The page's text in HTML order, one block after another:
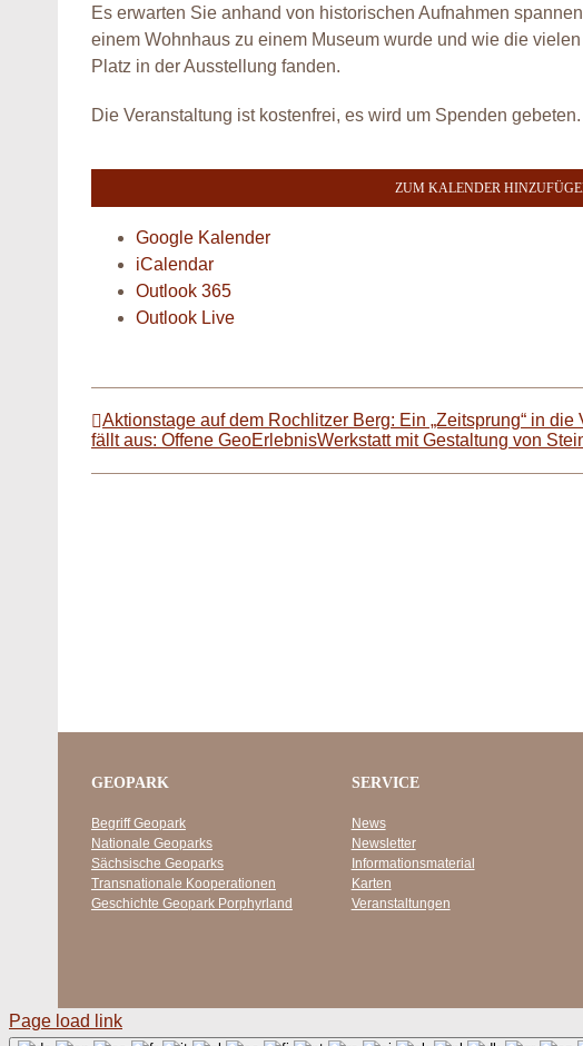
Es erwarten Sie anhand von historischen Aufnahmen
einem Wohnhaus zu einem Museum wurde und wie die
Platz in der Ausstellung fanden.
Die Veranstaltung ist kostenfrei, es wird um Spenden gebeten.
ZUM KALENDER
Google Kalender
iCalendar
Outlook 365
Outlook Live
Aktionstage auf dem Rochlitzer Berg: Ein „Zeitsprung“ in
fällt aus: Offene GeoErlebnisWerkstatt mit Gestaltung von
GEOPARK
Begriff Geopark
Nationale Geoparks
Sächsische Geoparks
Transnationale Kooperationen
Geschichte Geopark Porphyrland
SERVICE
News
Newsletter
Informationsmaterial
Karten
Veranstaltungen
Page load link